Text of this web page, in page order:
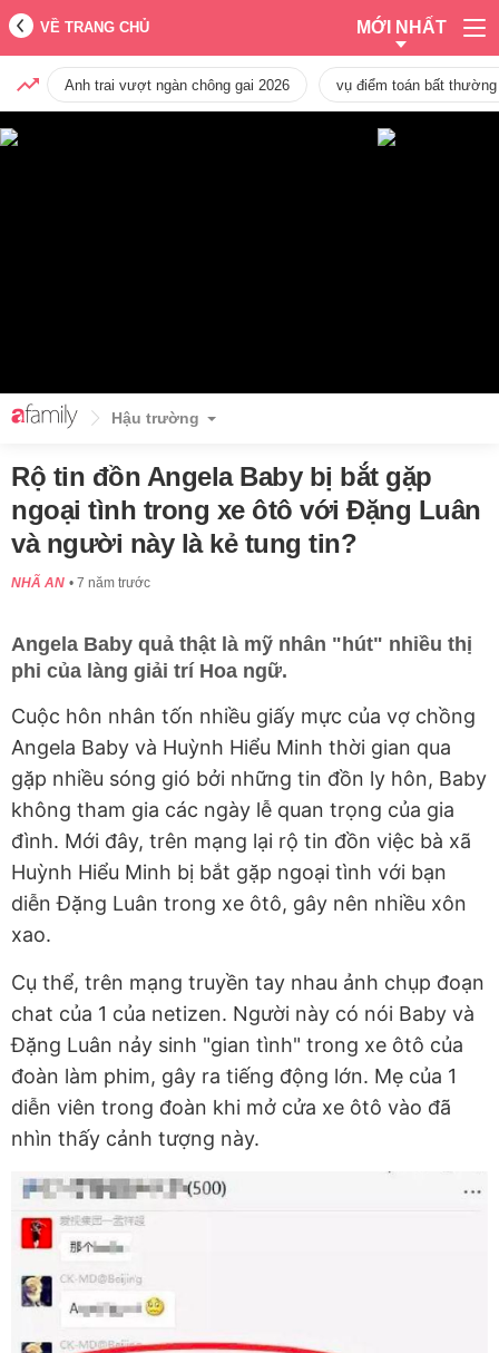
VỀ TRANG CHỦ MỚI NHẤT
Anh trai vượt ngàn chông gai 2026 vụ điểm toán bất
Hậu trường
Rộ tin đồn Angela Baby bị bắt gặp
ngoại tình trong xe ôtô với Đặng Luân
và người này là kẻ tung tin?
NHÃ AN 7 năm trước
Angela Baby quả thật là mỹ nhân "hút" nhiều thị
phi của làng giải trí Hoa ngữ.
Cuộc hôn nhân tốn nhiều giấy mực của vợ chồng
Angela Baby và Huỳnh Hiểu Minh thời gian qua
gặp nhiều sóng gió bởi những tin đồn ly hôn, Baby
không tham gia các ngày lễ quan trọng của gia
đình. Mới đây, trên mạng lại rộ tin đồn việc bà xã
Huỳnh Hiểu Minh bị bắt gặp ngoại tình với bạn
diễn Đặng Luân trong xe ôtô, gây nên nhiều xôn
xao.
Cụ thể, trên mạng truyền tay nhau ảnh chụp đoạn
chat của 1 của netizen. Người này có nói Baby và
Đặng Luân nảy sinh "gian tình" trong xe ôtô của
đoàn làm phim, gây ra tiếng động lớn. Mẹ của 1
diễn viên trong đoàn khi mở cửa xe ôtô vào đã
nhìn thấy cảnh tượng này.